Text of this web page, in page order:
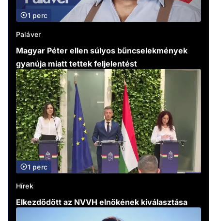
1 perc
Paláver
Magyar Péter ellen súlyos bűncselekmények
gyanúja miatt tettek feljelentést
1 perc
Hírek
Elkezdődött az NVVH elnökének kiválasztása